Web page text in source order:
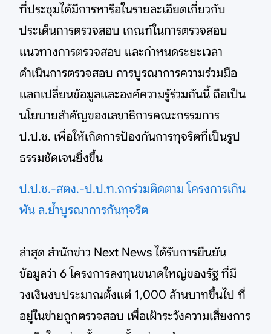
ที่ประชุมได้มีการหารือในรายละเอียดเกี่ยวกับ
ประเด็นการตรวจสอบ เกณฑ์ในการตรวจสอบ
แนวทางการตรวจสอบ และกำหนดระยะเวลา
ดำเนินการตรวจสอบ การบูรณาการความร่วมมือ
แลกเปลี่ยนข้อมูลและองค์ความรู้ร่วมกันนี้ ถือเป็น
นโยบายสำคัญของเลขาธิการคณะกรรมการ
ป.ป.ช. เพื่อให้เกิดการป้องกันการทุจริตที่เป็นรูป
ธรรมชัดเจนยิ่งขึ้น
ป.ป.ช.-สตง.-ป.ป.ท.ถกร่วมติดตาม โครงการเกิน
พัน ล.ย้ำบูรณาการกันทุจริต
ล่าสุด สำนักข่าว Next News ได้รับการยืนยัน
ข้อมูลว่า 6 โครงการลงทุนขนาดใหญ่ของรัฐ ที่มี
วงเงินงบประมาณตั้งแต่ 1,000 ล้านบาทขึ้นไป ที่
อยู่ในข่ายถูกตรวจสอบ เพื่อเฝ้าระวังความเสี่ยงการ